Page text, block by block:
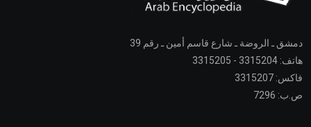
دمشق ـ الروضة ـ شارع قاسم أمين ـ رقم 39
هاتف: 3315204 - 3315205
فاكس: 3315207
ص.ب: 7296